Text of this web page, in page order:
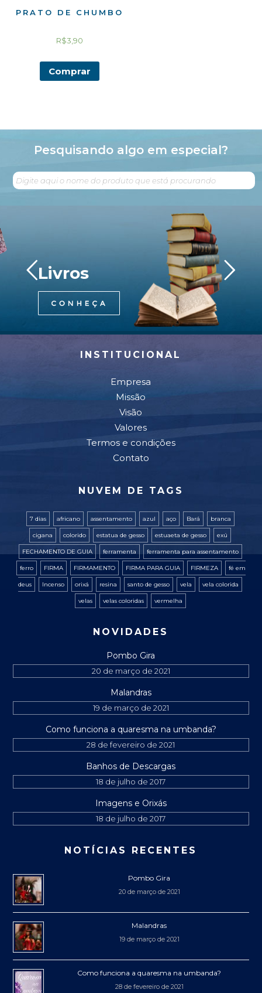
PRATO DE CHUMBO
R$3,90
Comprar
Pesquisando algo em especial?
Livros
INSTITUCIONAL
Empresa
Missão
Visão
Valores
Termos e condições
Contato
NUVEM DE TAGS
7 dias africano assentamento azul aço Bará branca
cigana colorido estatua de gesso estuaeta de gesso exú
FECHAMENTO DE GUIA ferramenta ferramenta para assentamento
ferro FIRMA FIRMAMENTO FIRMA PARA GUIA FIRMEZA fé em
deus Incenso orixá resina santo de gesso vela vela colorida
velas velas coloridas vermelha
NOVIDADES
Pombo Gira
20 de março de 2021
Malandras
19 de março de 2021
Como funciona a quaresma na umbanda?
28 de fevereiro de 2021
Banhos de Descargas
18 de julho de 2017
Imagens e Orixás
18 de julho de 2017
NOTÍCIAS RECENTES
Pombo Gira
20 de março de 2021
Malandras
19 de março de 2021
Como funciona a quaresma na umbanda?
28 de fevereiro de 2021